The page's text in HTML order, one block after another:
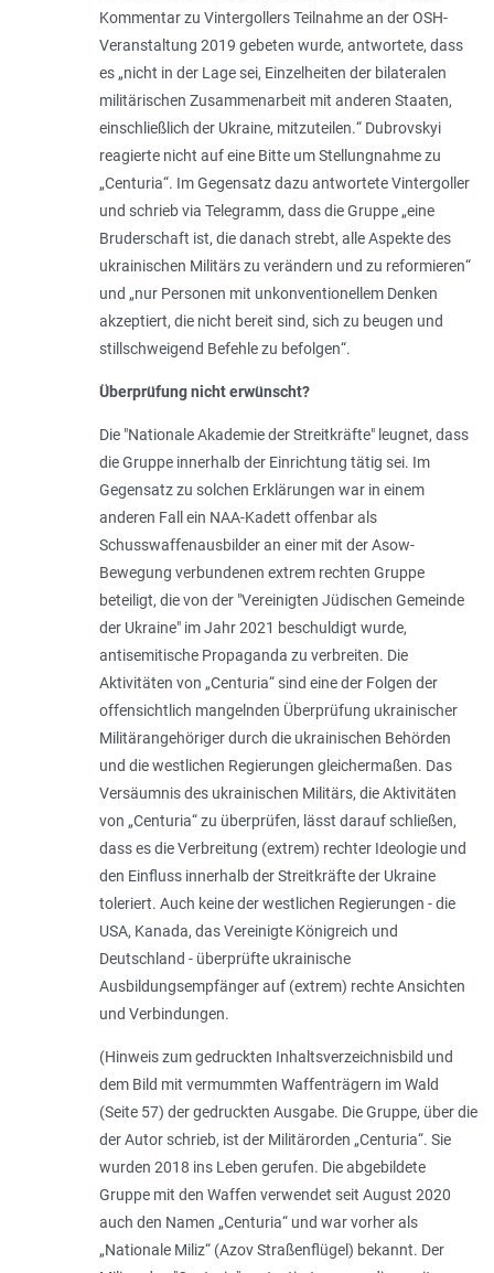
Kommentar zu Vintergollers Teilnahme an der OSH-
Veranstaltung 2019 gebeten wurde, antwortete, dass
es „nicht in der Lage sei, Einzelheiten der bilateralen
militärischen Zusammenarbeit mit anderen Staaten,
einschließlich der Ukraine, mitzuteilen.“ Dubrovskyi
reagierte nicht auf eine Bitte um Stellungnahme zu
„Centuria“. Im Gegensatz dazu antwortete Vintergoller
und schrieb via Telegramm, dass die Gruppe „eine
Bruderschaft ist, die danach strebt, alle Aspekte des
ukrainischen Militärs zu verändern und zu reformieren“
und „nur Personen mit unkonventionellem Denken
akzeptiert, die nicht bereit sind, sich zu beugen und
stillschweigend Befehle zu befolgen“.
Überprüfung nicht erwünscht?
Die "Nationale Akademie der Streitkräfte" leugnet, dass
die Gruppe innerhalb der Einrichtung tätig sei. Im
Gegensatz zu solchen Erklärungen war in einem
anderen Fall ein NAA-Kadett offenbar als
Schusswaffenausbilder an einer mit der Asow-
Bewegung verbundenen extrem rechten Gruppe
beteiligt, die von der "Vereinigten Jüdischen Gemeinde
der Ukraine" im Jahr 2021 beschuldigt wurde,
antisemitische Propaganda zu verbreiten. Die
Aktivitäten von „Centuria“ sind eine der Folgen der
offensichtlich mangelnden Überprüfung ukrainischer
Militärangehöriger durch die ukrainischen Behörden
und die westlichen Regierungen gleichermaßen. Das
Versäumnis des ukrainischen Militärs, die Aktivitäten
von „Centuria“ zu überprüfen, lässt darauf schließen,
dass es die Verbreitung (extrem) rechter Ideologie und
den Einfluss innerhalb der Streitkräfte der Ukraine
toleriert. Auch keine der westlichen Regierungen - die
USA, Kanada, das Vereinigte Königreich und
Deutschland - überprüfte ukrainische
Ausbildungsempfänger auf (extrem) rechte Ansichten
und Verbindungen.
(Hinweis zum gedruckten Inhaltsverzeichnisbild und
dem Bild mit vermummten Waffenträgern im Wald
(Seite 57) der gedruckten Ausgabe. Die Gruppe, über die
der Autor schrieb, ist der Militärorden „Centuria“. Sie
wurden 2018 ins Leben gerufen. Die abgebildete
Gruppe mit den Waffen verwendet seit August 2020
auch den Namen „Centuria“ und war vorher als
„Nationale Miliz“ (Azov Straßenflügel) bekannt. Der